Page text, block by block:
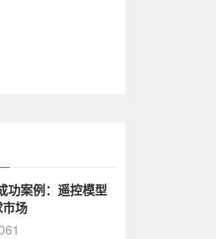
功案例：遥控模型
场